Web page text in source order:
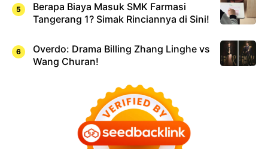
Berapa Biaya Masuk SMK Farmasi
Tangerang 1? Simak Rinciannya di Sini!
Overdo: Drama Billing Zhang Linghe vs
Wang Churan!